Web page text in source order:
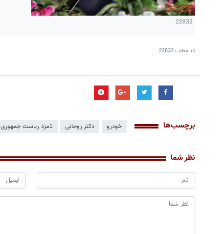
22832
کد مطلب22832
برچسب‌ها خودرو دکتر روحانی نامزد ریاست جمهوری
نظر شما